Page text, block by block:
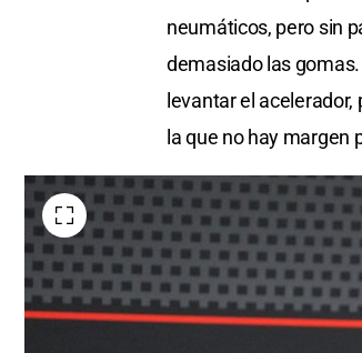
neumáticos, pero sin
demasiado las
levantar el
la que no hay margen